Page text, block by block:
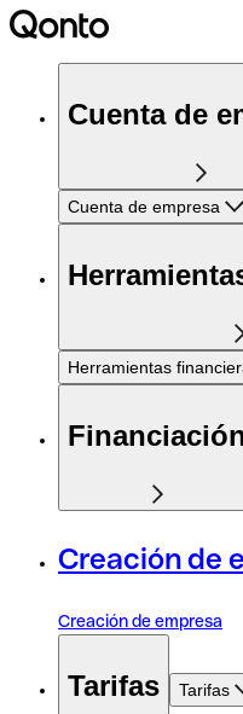
Cuenta de
Cuenta de empresa
Herramientas
Creación de
Creación de empresa
Tarifas Tarifas